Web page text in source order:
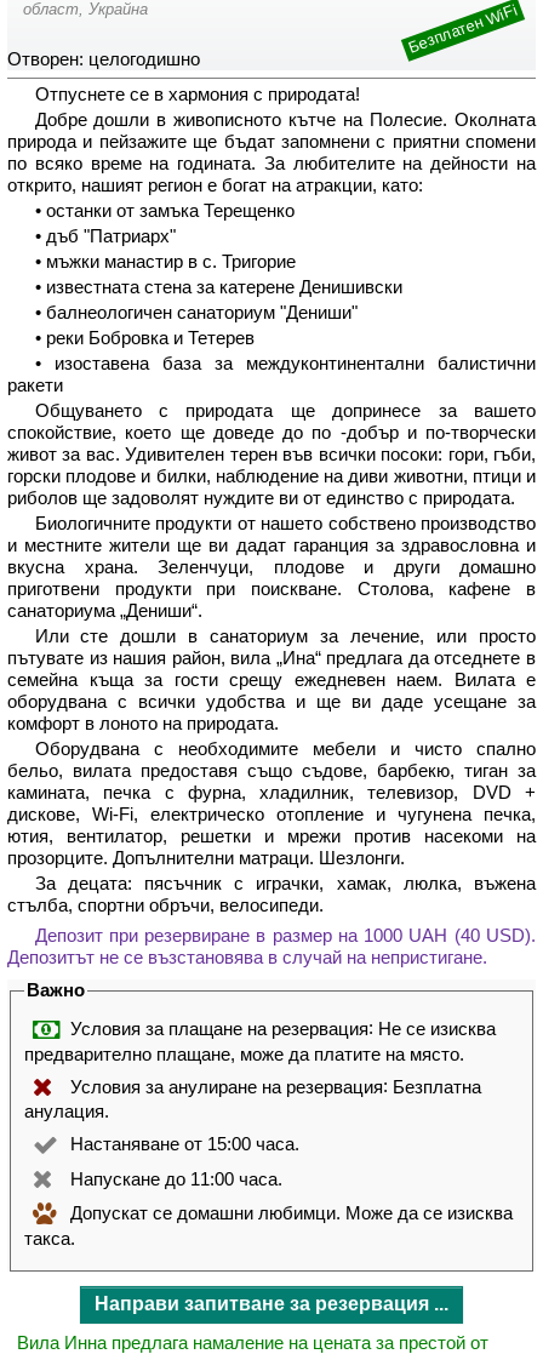
област, Украйна
Отворен: целогодишно
Безплатен WiFi
Отпуснете се в хармония с природата!
Добре дошли в живописното кътче на Полесие. Околната
природа и пейзажите ще бъдат запомнени с приятни спомени
по всяко време на годината. За любителите на дейности на
открито, нашият регион е богат на атракции, като:
• останки от замъка Терещенко
• дъб "Патриарх"
• мъжки манастир в с. Тригорие
• известната стена за катерене Денишивски
• балнеологичен санаториум "Дениши"
• реки Бобровка и Тетерев
• изоставена база за междуконтинентални балистични
ракети
Общуването с природата ще допринесе за вашето
спокойствие, което ще доведе до по -добър и по-творчески
живот за вас. Удивителен терен във всички посоки: гори, гъби,
горски плодове и билки, наблюдение на диви животни, птици и
риболов ще задоволят нуждите ви от единство с природата.
Биологичните продукти от нашето собствено производство
и местните жители ще ви дадат гаранция за здравословна и
вкусна храна. Зеленчуци, плодове и други домашно
приготвени продукти при поискване. Столова, кафене в
санаториума „Дениши“.
Или сте дошли в санаториум за лечение, или просто
пътувате из нашия район, вила „Ина“ предлага да отседнете в
семейна къща за гости срещу ежедневен наем. Вилата е
оборудвана с всички удобства и ще ви даде усещане за
комфорт в лоното на природата.
Оборудвана с необходимите мебели и чисто спално
бельо, вилата предоставя също съдове, барбекю, тиган за
камината, печка с фурна, хладилник, телевизор, DVD +
дискове, Wi-Fi, електрическо отопление и чугунена печка,
ютия, вентилатор, решетки и мрежи против насекоми на
прозорците. Допълнителни матраци. Шезлонги.
За децата: пясъчник с играчки, хамак, люлка, въжена
стълба, спортни обръчи, велосипеди.
Депозит при резервиране в размер на 1000 UAH (40 USD).
Депозитът не се възстановява в случай на непристигане.
Важно
Условия за плащане на резервация: Не се изисква
предварително плащане, може да платите на място.
Условия за анулиране на резервация: Безплатна
анулация.
Настаняване от 15:00 часа.
Напускане до 11:00 часа.
Допускат се домашни любимци. Може да се изисква
такса.
Направи запитване за резервация ...
Вила Инна предлага намаление на цената за престой от